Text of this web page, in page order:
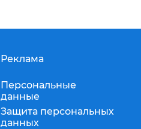
Реклама
Персональные
данные
Защита персональных
данных